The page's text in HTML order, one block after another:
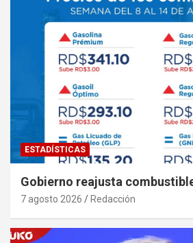
ESTADÍSTICAS
Gobierno reajusta
7 agosto 2026 Redacción